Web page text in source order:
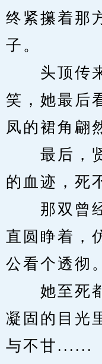
终紧攥着那
子。
头顶传来
笑，她最后
凤的裙角翩
最后，贤
的血迹，死
那双曾经
直圆睁着，
公看个透彻。
她至死都
凝固的目光
与不甘......